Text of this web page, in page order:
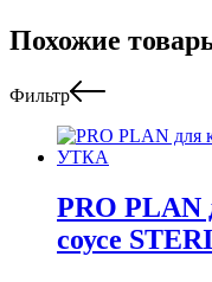
Похожие
Фильтр
PRO PLAN
соусе